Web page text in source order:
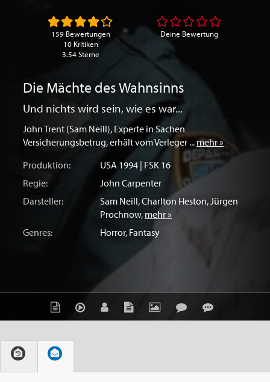
Die Mächte des Wahnsinns
Und nichts wird sein, wie es war...
John Trent (Sam Neill), Experte in Sachen
Versicherungsbetrug, erhält vom Verleger ... mehr »
Produktion:
USA 1994 | FSK 16
Regie:
John Carpenter
Darsteller:
Sam Neill,Charlton Heston, Jürgen
Prochnow, mehr »
Genres:
Horror, Fantasy
159 Bewertungen
10 Kritiken
3.54 Sterne
Deine Bewertung